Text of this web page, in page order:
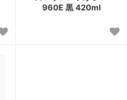
960E 黒 420ml